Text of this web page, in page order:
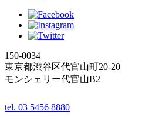
150-0034
東京都渋谷区代官山町20-20
モンシェリー代官山B2
tel. 03 5456 8880